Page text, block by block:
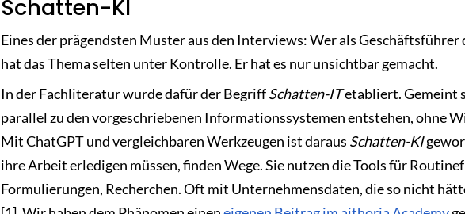
Schatten-KI
Eines der prägendsten Muster aus den Interviews: Wer als Geschäftsführer
hat das Thema selten unter Kontrolle. Er hat es nur unsichtbar gemacht.
In der Fachliteratur wurde dafür der BegriffSchatten-ITetabliert. Gemeint
parallel zu den vorgeschriebenen Informationssystemen entstehen, ohne
Mit ChatGPT und vergleichbaren Werkzeugen ist daraus Schatten-KI
ihre Arbeit erledigen müssen, finden Wege. Sie nutzen die Tools für
Formulierungen, Recherchen. Oft mit Unternehmensdaten, die so nicht